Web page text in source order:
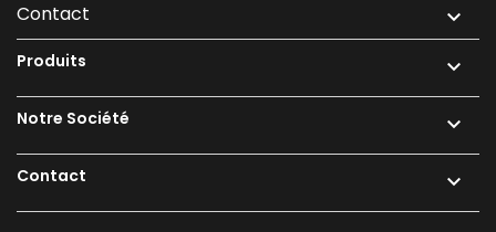
Contact 
Produits 
Notre Société 
Contact 